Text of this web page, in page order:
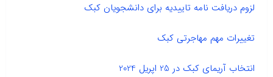
لزوم دریافت نامه تاییدیه برای دانشجویان کبک
تغییرات مهم مهاجرتی کبک
انتخاب آریمای کبک در 25 اپریل 2024